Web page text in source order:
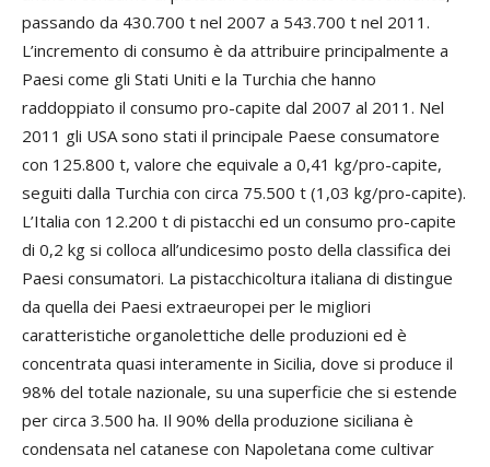
passando da 430.700 t nel 2007 a 543.700 t nel 2011.
L’incremento di consumo è da attribuire principalmente a
Paesi come gli Stati Uniti e la Turchia che hanno
raddoppiato il consumo pro-capite dal 2007 al 2011. Nel
2011 gli USA sono stati il principale Paese consumatore
con 125.800 t, valore che equivale a 0,41 kg/pro-capite,
seguiti dalla Turchia con circa 75.500 t (1,03 kg/pro-capite).
L’Italia con 12.200 t di pistacchi ed un consumo pro-capite
di 0,2 kg si colloca all’undicesimo posto della classifica dei
Paesi consumatori. La pistacchicoltura italiana di distingue
da quella dei Paesi extraeuropei per le migliori
caratteristiche organolettiche delle produzioni ed è
concentrata quasi interamente in Sicilia, dove si produce il
98% del totale nazionale, su una superficie che si estende
per circa 3.500 ha. Il 90% della produzione siciliana è
condensata nel catanese con Napoletana come cultivar